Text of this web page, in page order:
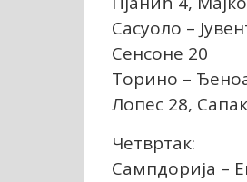
Сасуоло –
Сенсоне 20
Торино –
Лопес 28,
Четвртак:
Сампдорија –